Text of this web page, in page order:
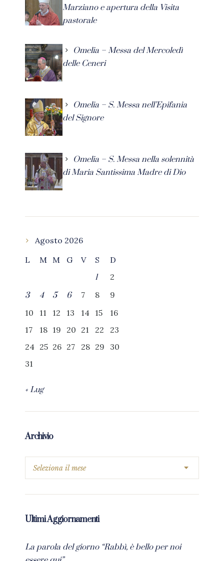
Marziano e apertura della Visita
pastorale
Omelia – Messa del Mercoledì
delle Ceneri
Omelia – S. Messa nell’Epifania
del Signore
Omelia – S. Messa nella solennità
di Maria Santissima Madre di Dio
Agosto 2026
L
M M G V S
D
1
2
3
4 5 6 7 8
9
10
11 12 13 14 15
16
17
18 19 20 21 22
23
24 25 26 27 28 29
30
31
« Lug
Archivio
Ultimi Aggiornamenti
La parola del giorno “Rabbì, è bello per noi